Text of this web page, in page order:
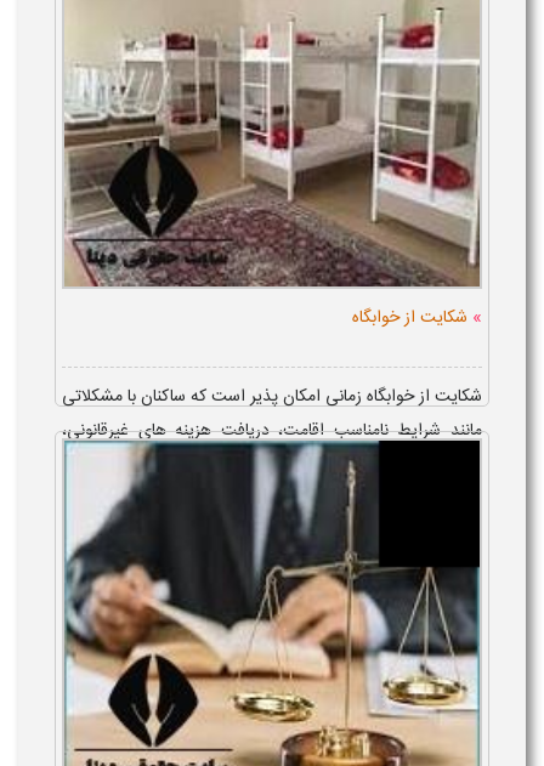
» شکایت از خوابگاه
شکایت از خوابگاه زمانی امکان پذیر است که ساکنان با مشکلاتی
مانند شرایط نامناسب اقامت، دریافت هزینه های غیرقانونی،
رفتار نامناسب مسئولان یا نقض تعهدات خوابگاه مواجه شوند.
مرجع رسیدگی با توجه ...